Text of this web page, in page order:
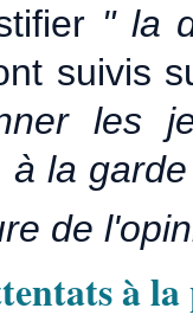
" la
suivis
les
à la
de
à